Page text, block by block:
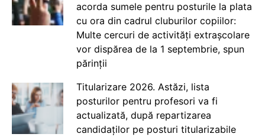
acorda sumele pentru posturile la plata
cu ora din cadrul cluburilor copiilor:
Multe cercuri de activități extrașcolare
vor dispărea de la 1 septembrie, spun
părinții
Titularizare 2026. Astăzi, lista
posturilor pentru profesori va fi
actualizată, după repartizarea
candidaților pe posturi titularizabile